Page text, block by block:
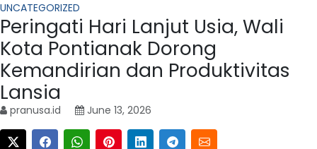
UNCATEGORIZED
Peringati Hari Lanjut Usia, Wali
Kota Pontianak Dorong
Kemandirian dan Produktivitas
Lansia
pranusa.id June 13, 2026